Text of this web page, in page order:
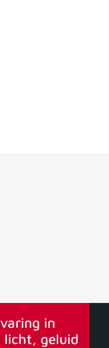
in
licht, geluid